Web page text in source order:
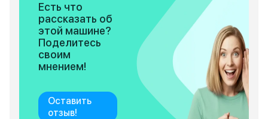
Есть что
рассказать об
этой машине?
Поделитесь
своим
мнением!
Оставить
отзыв!